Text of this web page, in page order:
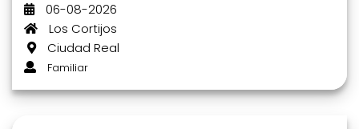
06-08-2026
Los Cortijos
Ciudad Real
Familiar